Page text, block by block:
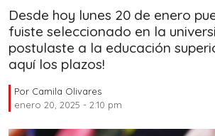
Desde hoy lunes 20 de enero
fuiste seleccionado en la
postulaste a la educación
aquí los plazos!
Por Camila Olivares
enero 20, 2025 - 2:10 pm